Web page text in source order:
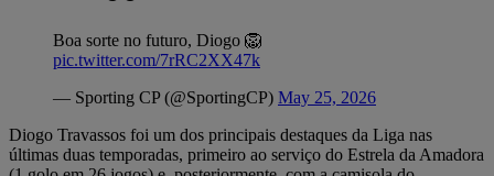
Boa sorte no futuro, Diogo 🦁
pic.twitter.com/7rRC2XX47k
— Sporting CP (@SportingCP) May 25, 2026
Diogo Travassos foi um dos principais destaques da Liga nas
últimas duas temporadas, primeiro ao serviço do Estrela da Amadora